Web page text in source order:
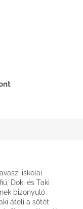
iskolai
Doki és Taki
bizonyuló
átéli a sötét